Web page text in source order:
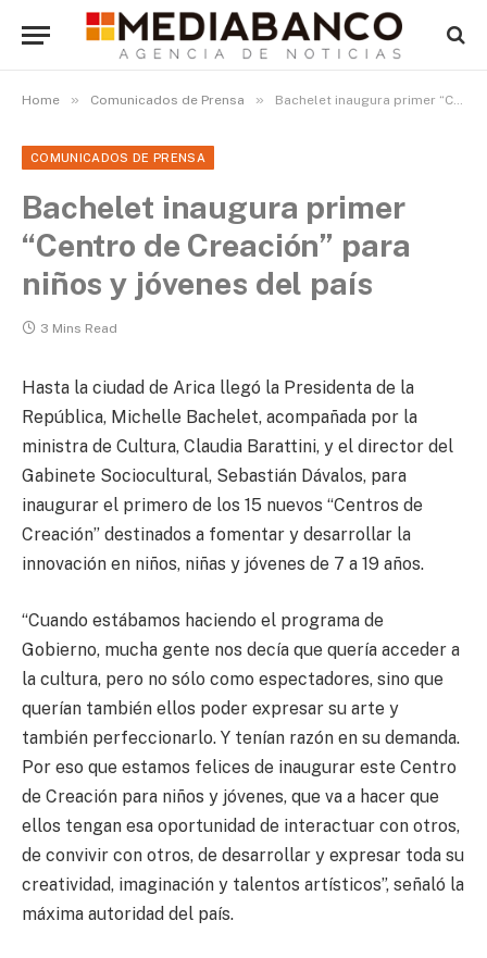
Home » Comunicados de Prensa » Bachelet inaugura primer “Centro de Creación” para niños y jóvenes del país
COMUNICADOS DE PRENSA
Bachelet inaugura primer
“Centro de Creación” para
niños y jóvenes del país
3 Mins Read
Hasta la ciudad de Arica llegó la Presidenta de la
República, Michelle Bachelet, acompañada por la
ministra de Cultura, Claudia Barattini, y el director del
Gabinete Sociocultural, Sebastián Dávalos, para
inaugurar el primero de los 15 nuevos “Centros de
Creación” destinados a fomentar y desarrollar la
innovación en niños, niñas y jóvenes de 7 a 19 años.
“Cuando estábamos haciendo el programa de
Gobierno, mucha gente nos decía que quería acceder a
la cultura, pero no sólo como espectadores, sino que
querían también ellos poder expresar su arte y
también perfeccionarlo. Y tenían razón en su demanda.
Por eso que estamos felices de inaugurar este Centro
de Creación para niños y jóvenes, que va a hacer que
ellos tengan esa oportunidad de interactuar con otros,
de convivir con otros, de desarrollar y expresar toda su
creatividad, imaginación y talentos artísticos”, señaló la
máxima autoridad del país.